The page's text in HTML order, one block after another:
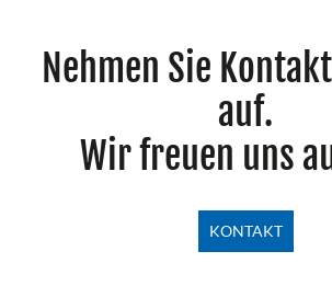
Nehmen Sie
auf.
Wir freuen uns
KONTAKT